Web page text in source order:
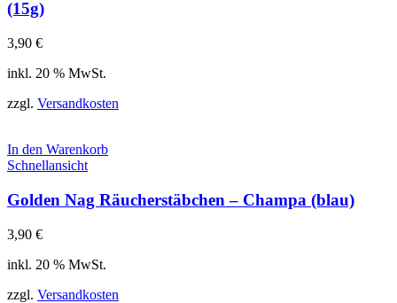
(15g)
3,90 €
inkl. 20 % MwSt.
zzgl. Versandkosten
In den Warenkorb
Schnellansicht
Golden Nag Räucherstäbchen – Champa (blau)
3,90 €
inkl. 20 % MwSt.
zzgl. Versandkosten